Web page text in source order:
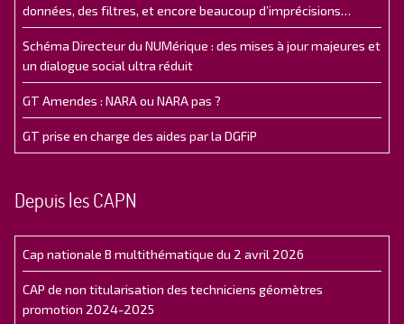
données, des filtres, et encore beaucoup d’imprécisions…
Schéma Directeur du NUMérique : des mises à jour majeures et
un dialogue social ultra réduit
GT Amendes : NARA ou NARA pas ?
GT prise en charge des aides par la DGFiP
Depuis les CAPN
Cap nationale B multithématique du 2 avril 2026
CAP de non titularisation des techniciens géomètres
promotion 2024-2025